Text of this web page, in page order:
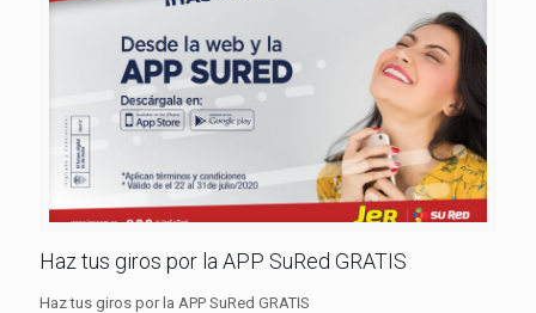
Haz tus giros por la APP SuRed GRATIS
Haz tus giros por la APP SuRed GRATIS